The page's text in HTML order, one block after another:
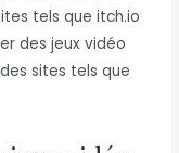
tels que itch.io
des jeux vidéo
sites tels que